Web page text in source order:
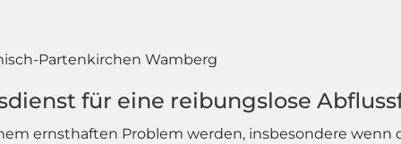
Partenkirchen Wamberg
für eine reibungslose
ernsthaften Problem werden, insbesondere